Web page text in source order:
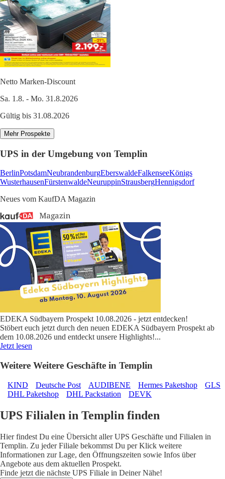
Netto Marken-Discount
Sa. 1.8. - Mo. 31.8.2026
Gültig bis 31.08.2026
Mehr Prospekte
UPS in der Umgebung von Templin
BerlinPotsdamNeubrandenburgEberswaldeFalkenseeKönigs
WusterhausenFürstenwaldeNeuruppinStrausbergHennigsdorf
Neues vom KaufDA Magazin
EDEKA Südbayern Prospekt 10.08.2026 - jetzt entdecken!
Stöbert euch jetzt durch den neuen EDEKA Südbayern Prospekt ab
dem 10.08.2026 und entdeckt unsere Highlights!...
Jetzt lesen
Weitere Weitere Geschäfte in Templin
KIND Deutsche Post AUDIBENE Hermes Paketshop
GLS
DHL Paketshop
DHL Packstation DEVK
UPS Filialen in Templin finden
Hier findest Du eine Übersicht aller UPS Geschäfte und Filialen in
Templin. Zu jeder Filiale bekommst Du per Klick weitere
Informationen zur Lage, den Öffnungszeiten sowie Infos über
Angebote aus dem aktuellen Prospekt.
Finde jetzt die nächste UPS Filiale in Deiner Nähe!